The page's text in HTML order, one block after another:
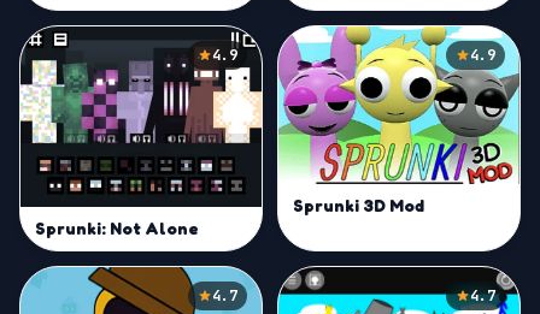
4.9
Sprunki: Not Alone
4.9
Sprunki 3D Mod
4.7 4.7